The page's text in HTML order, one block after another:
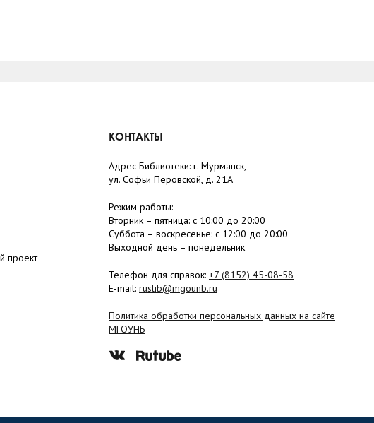
проект
КОНТАКТЫ
Адрес Библиотеки: г. Мурманск,
ул. Софьи Перовской, д. 21А
Режим работы:
Вторник – пятница: с 10:00 до 20:00
Суббота – воскресенье: c 12:00 до 20:00
Выходной день – понедельник
Телефон для справок: +7 (8152) 45-08-58
E-mail: ruslib@mgounb.ru
Политика обработки персональных данных на сайте
МГОУНБ